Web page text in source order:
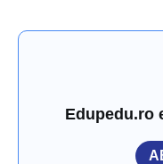
Edupedu.ro